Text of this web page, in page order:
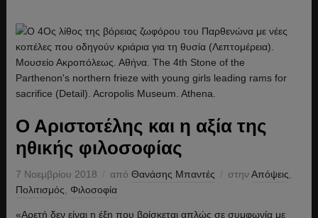
Ο Αριστοτέλης και η αξία της
ηθικής φιλοσοφίας
7 Νοεμβρίου 2018 από Θανάσης Μπαντές στηνΑπόψεις
Πολιτισμός
Φιλοσοφία
«Αρετή δεν είναι η έξη που βρίσκεται απλώς σε συμφωνία με